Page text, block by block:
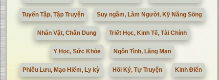
Tuyển Tập, Tập Truyện Suy ngẫm, Làm Người, Kỹ Năng Sống
Nhân Vật, Chân Dung Triết Học, Kinh Tế, Tài Chính
Y Học, Sức Khỏe Ngôn Tình, Lãng Mạn
Phiêu Lưu, Mạo Hiểm, Ly kỳ Hồi Ký, Tự Truyện Kinh Điển